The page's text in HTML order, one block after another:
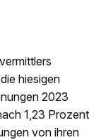
hiesigen
2023
1,23 Prozent
von ihren